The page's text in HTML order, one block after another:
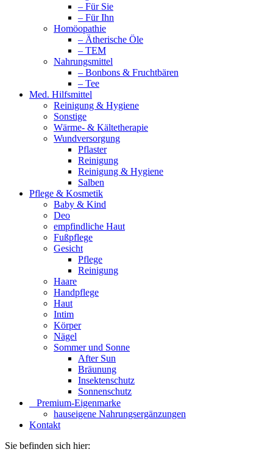
– Für Sie
– Für Ihn
Homöopathie
– Ätherische Öle
– TEM
Nahrungsmittel
– Bonbons & Fruchtbären
– Tee
Med. Hilfsmittel
Reinigung & Hygiene
Sonstige
Wärme- & Kältetherapie
Wundversorgung
Pflaster
Reinigung
Reinigung & Hygiene
Salben
Pflege & Kosmetik
Baby & Kind
Deo
empfindliche Haut
Fußpflege
Gesicht
Pflege
Reinigung
Haare
Handpflege
Haut
Intim
Körper
Nägel
Sommer und Sonne
After Sun
Bräunung
Insektenschutz
Sonnenschutz
⠀​Premium-Eigenmarke
hauseigene Nahrungsergänzungen
Kontakt
Sie befinden sich hier: